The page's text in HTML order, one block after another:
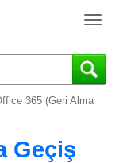
T
g
g
365 (Geri Alma
Geçiş